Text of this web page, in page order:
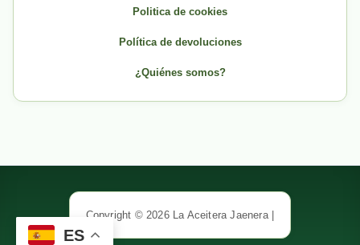
Politica de cookies
Política de devoluciones
¿Quiénes somos?
Copyright © 2026 La Aceitera Jaenera |
ES